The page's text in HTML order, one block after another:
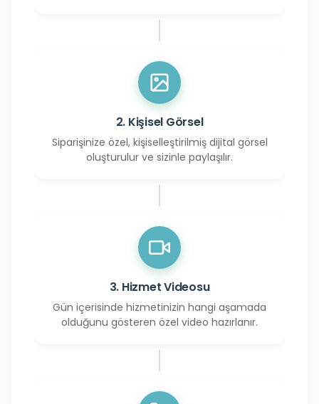
2. Kişisel Görsel
Siparişinize özel, kişiselleştirilmiş dijital görsel
oluşturulur ve sizinle paylaşılır.
3. Hizmet Videosu
Gün içerisinde hizmetinizin hangi aşamada
olduğunu gösteren özel video hazırlanır.